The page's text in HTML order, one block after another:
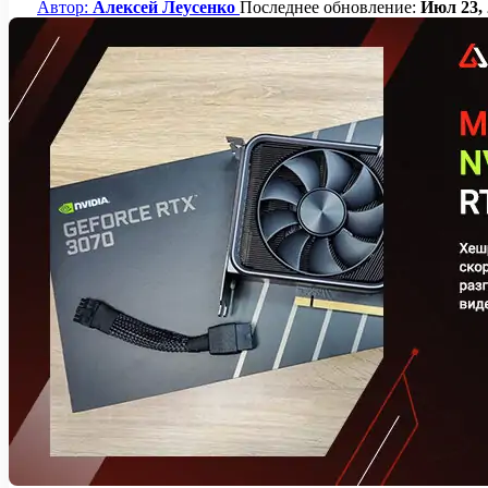
Автор: Алексей Леусенко Последнее обновление: Июл 23,